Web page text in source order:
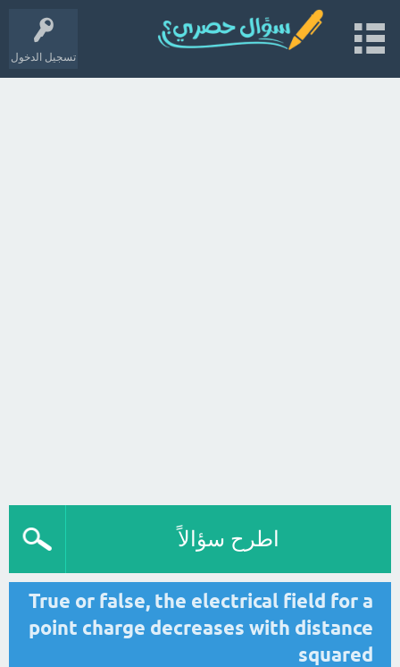
تسجيل الدخول
اطرح سؤالاً
True or false, the electrical field for a
point charge decreases with distance
squared